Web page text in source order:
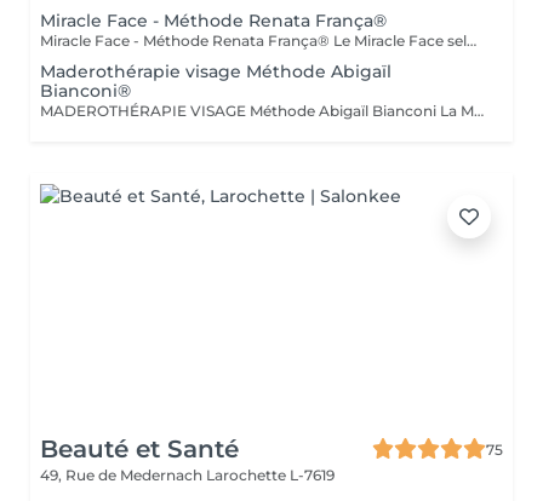
Miracle Face - Méthode Renata França®
Miracle Face - Méthode Renata França® Le Miracle Face selon la Méthode Renata França® est une prise en charge experte du visage, alliant drainage lymphatique précis et manuvres de remodelage adaptées à la finesse des tissus faciaux. Ce soin agit en profondeur pour décongestionner les zones inflammées, améliorer la circulation lymphatique et redessiner les contours du visage, tout en respectant l'équilibre naturel de la peau. Grâce à une gestuelle spécifique, rythmée et maîtrisée, le Miracle Face permet de : - réduire les gonflements et les poches - affiner l'ovale du visage - lisser les traits - améliorer l'éclat et la qualité de la peau. Il s'agit d'un travail facial structuré, comparable au remodelage corporel, mais spécifiquement conçu pour le visage, le cou et le décolleté. Pour des résultats optimaux, le Miracle Face peut être associé à un drainage lymphatique du corps selon la Méthode Renata França®, permettant une décongestion globale et une meilleure réponse du visage. Ce soin s'adresse aux personnes recherchant une approche non invasive, experte et cohérente, visant à améliorer l'harmonie du visage tout en respectant la physiologie cutanée.
Maderothérapie visage Méthode Abigaïl
Bianconi®
MADEROTHÉRAPIE VISAGE Méthode Abigaïl Bianconi La Maderothérapie visage, telle qu'elle est pratiquée chez Maison Abigaïl Bianconi, repose sur une approche experte, précise et respectueuse des structures du visage. Pionnière de la Maderothérapie au Luxembourg depuis 2018, Abigaïl a développé une méthode exclusive, transmise à travers son académie, fondée sur le respect du corps humain et 100 % sans douleur. Chaque séance est réalisée à l'aide d'outils en bois spécifiquement conçus pour le visage, permettant un travail ciblé des tissus, alliant stimulation, drainage et effet liftant progressif. La méthode agit sur : - la qualité et la tonicité de la peau - la circulation et le drainage - les tensions du visage et du cou - la redéfinition des contours - l'harmonie globale du visage Le soin est entièrement personnalisé, adapté à la morphologie du visage, à l'état de la peau et aux besoins spécifiques de chaque personne. Chez Maison Abigaïl Bianconi, la Maderothérapie visage n'est pas un soin esthétique standardisé. C'est une expertise, pensée pour obtenir des résultats visibles, progressifs et respectueux de la peau.
Beauté et Santé
75
49, Rue de Medernach Larochette L-7619